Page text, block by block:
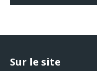
Sur le site